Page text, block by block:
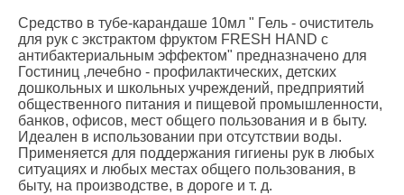
Средство в тубе-карандаше 10мл " Гель - очиститель
для рук c экстрактом фруктом FRESH HAND с
антибактериальным эффектом" предназначено для
Гостиниц ,лечебно - профилактических, детских
дошкольных и школьных учреждений, предприятий
общественного питания и пищевой промышленности,
банков, офисов, мест общего пользования и в быту.
Идеален в использовании при отсутствии воды.
Применяется для поддержания гигиены рук в любых
ситуациях и любых местах общего пользования, в
быту, на производстве, в дороге и т. д.